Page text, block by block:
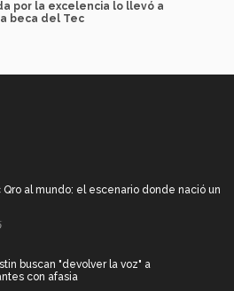
por la excelencia lo llevó a
beca del Tec
Qro al mundo: el escenario donde nació un
buscan "devolver la voz" a
con afasia